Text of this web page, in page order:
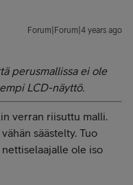
Forum|Forum|4 years ago
perusmallissa ei ole
LCD-näyttö.
verran riisuttu malli.
säästelty. Tuo
ole iso